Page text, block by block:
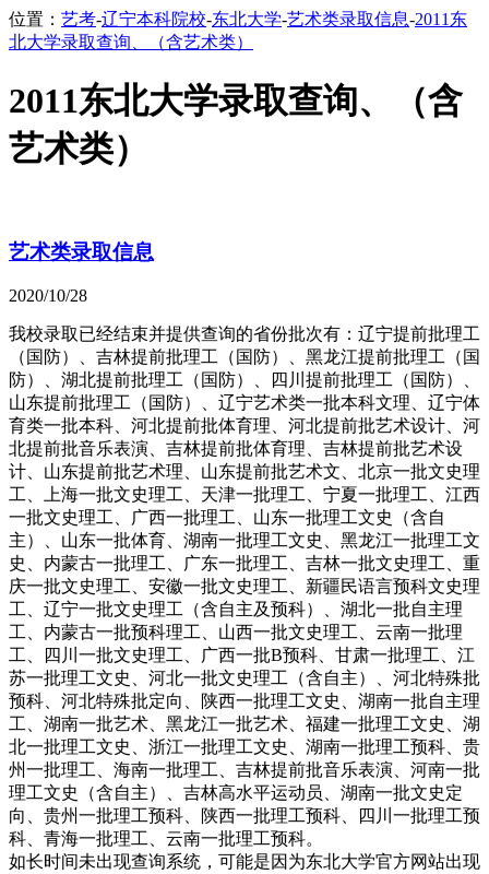
位置： 艺考-辽宁本科院校-东北大学-艺术类录取信息-2011东
北大学录取查询、（含艺术类）
2011东北大学录取查询、（含
艺术类）
艺术类录取信息
2020/10/28
我校录取已经结束并提供查询的省份批次有：辽宁提前批理工
（国防）、吉林提前批理工（国防）、黑龙江提前批理工（国
防）、湖北提前批理工（国防）、四川提前批理工（国防）、
山东提前批理工（国防）、辽宁艺术类一批本科文理、辽宁体
育类一批本科、河北提前批体育理、河北提前批艺术设计、河
北提前批音乐表演、吉林提前批体育理、吉林提前批艺术设
计、山东提前批艺术理、山东提前批艺术文、北京一批文史理
工、上海一批文史理工、天津一批理工、宁夏一批理工、江西
一批文史理工、广西一批理工、山东一批理工文史（含自
主）、山东一批体育、湖南一批理工文史、黑龙江一批理工文
史、内蒙古一批理工、广东一批理工、吉林一批文史理工、重
庆一批文史理工、安徽一批文史理工、新疆民语言预科文史理
工、辽宁一批文史理工（含自主及预科）、湖北一批自主理
工、内蒙古一批预科理工、山西一批文史理工、云南一批理
工、四川一批文史理工、广西一批B预科、甘肃一批理工、江
苏一批理工文史、河北一批文史理工（含自主）、河北特殊批
预科、河北特殊批定向、陕西一批理工文史、湖南一批自主理
工、湖南一批艺术、黑龙江一批艺术、福建一批理工文史、湖
北一批理工文史、浙江一批理工文史、湖南一批理工预科、贵
州一批理工、海南一批理工、吉林提前批音乐表演、河南一批
理工文史（含自主）、吉林高水平运动员、湖南一批文史定
向、贵州一批理工预科、陕西一批理工预科、四川一批理工预
科、青海一批理工、云南一批理工预科。
如长时间未出现查询系统，可能是因为东北大学官方网站出现